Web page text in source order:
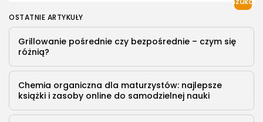
PUBLIKACJA: KRYSTYNA KOMORNICKA
30 STYCZNIA, 2023
OSTATNIE ARTYKUŁY
Grillowanie pośrednie czy bezpośrednie – czym się
różnią?
Chemia organiczna dla maturzystów: najlepsze
książki i zasoby online do samodzielnej nauki